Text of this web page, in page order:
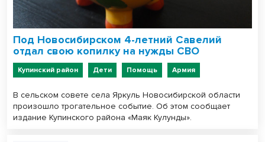
Под Новосибирском 4-летний Савелий
отдал свою копилку на нужды СВО
Купинский район Дети Помощь Армия
В сельском совете села Яркуль Новосибирской области
произошло трогательное событие. Об этом сообщает
издание Купинского района «Маяк Кулунды».